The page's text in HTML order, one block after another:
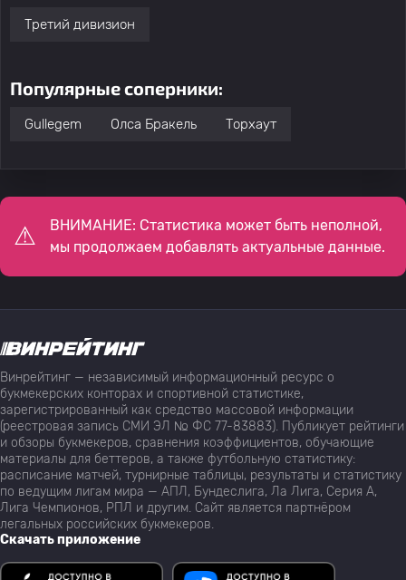
Третий дивизион
Популярные соперники:
Gullegem Олса Бракель Торхаут
ВНИМАНИЕ: Статистика может быть неполной,
мы продолжаем добавлять актуальные данные.
Винрейтинг — независимый информационный ресурс о
букмекерских конторах и спортивной статистике,
зарегистрированный как средство массовой информации
(реестровая запись СМИ ЭЛ № ФС 77-83883). Публикует рейтинги
и обзоры букмекеров, сравнения коэффициентов, обучающие
материалы для беттеров, а также футбольную статистику:
расписание матчей, турнирные таблицы, результаты и статистику
по ведущим лигам мира — АПЛ, Бундеслига, Ла Лига, Серия А,
Лига Чемпионов, РПЛ и другим. Сайт является партнёром
легальных российских букмекеров.
Скачать приложение